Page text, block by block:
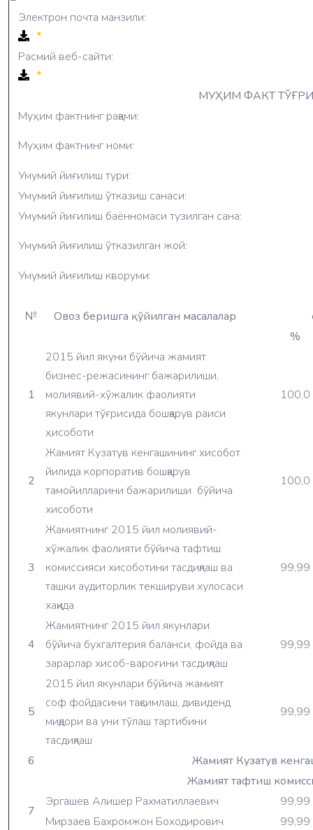
Электрон почта манзили:
*
Расмий веб-сайти:
*
МУҲИМ ФАКТ
Муҳим фактнинг рақами:
Муҳим фактнинг номи:
Умумий йиғилиш тури:
Умумий йиғилиш ўтказиш санаси:
Умумий йиғилиш баённомаси тузилган сана:
Умумий йиғилиш ўтказилган жой:
Умумий йиғилиш кворуми:
№ Овоз беришга қўйилган масалалар
%
1
2015 йил якуни бўйича жамият
бизнес-режасининг бажарилиши,
молиявий-хўжалик фаолияти
якунлари тўғрисида бошқарув раиси
ҳисоботи
100,0
2
Жамият Кузатув кенгашининг хисобот
йилида корпоратив бошқарув
тамойилларини бажарилиши бўйича
хисоботи
100,0
3
Жамиятнинг 2015 йил молиявий-
хўжалик фаолияти бўйича тафтиш
комиссияси хисоботини тасдиқлаш ва
ташки аудиторлик текшируви хулосаси
хақида
99,99
4
Жамиятнинг 2015 йил якунлари
бўйича бухгалтерия баланси, фойда ва
зарарлар хисоб-вароғини тасдиқлаш
99,99
5
2015 йил якунлари бўйича жамият
соф фойдасини тақсимлаш, дивиденд
миқдори ва уни тўлаш тартибини
тасдиқлаш
99,99
6 Жамият Кузатув
7
Жамият тафтиш
Эргашев Алишер Рахматиллаевич
99,99
Мирзаев Бахромжон Боходирович
99,99